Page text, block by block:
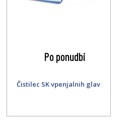
Po ponudbi
Čistilec SK vpenjalnih glav